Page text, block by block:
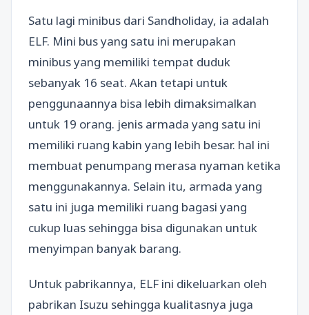
Satu lagi minibus dari Sandholiday, ia adalah
ELF. Mini bus yang satu ini merupakan
minibus yang memiliki tempat duduk
sebanyak 16 seat. Akan tetapi untuk
penggunaannya bisa lebih dimaksimalkan
untuk 19 orang. jenis armada yang satu ini
memiliki ruang kabin yang lebih besar. hal ini
membuat penumpang merasa nyaman ketika
menggunakannya. Selain itu, armada yang
satu ini juga memiliki ruang bagasi yang
cukup luas sehingga bisa digunakan untuk
menyimpan banyak barang.
Untuk pabrikannya, ELF ini dikeluarkan oleh
pabrikan Isuzu sehingga kualitasnya juga